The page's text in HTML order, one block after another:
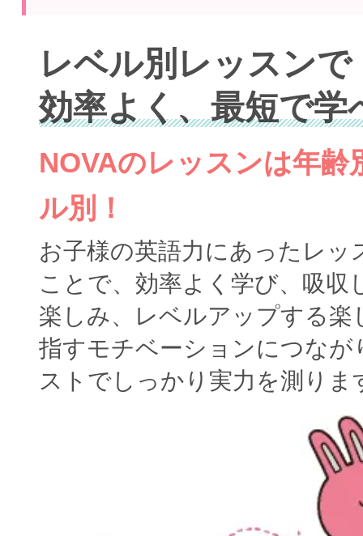
レベル別レッスンで
効率よく、最短で学
NOVAのレッスンは年齢
ル別！
お子様の英語力にあったレッ
ことで、効率よく学び、吸収
楽しみ、レベルアップする楽
指すモチベーションにつなが
ストでしっかり実力を測りま